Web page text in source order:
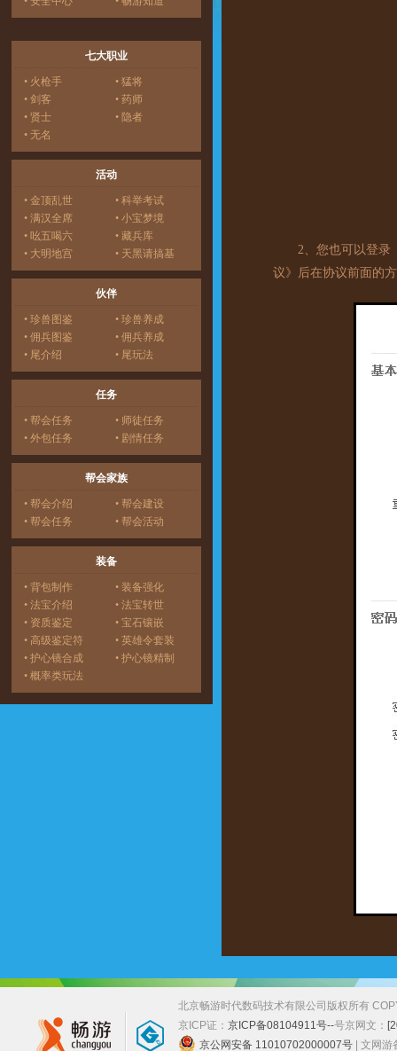
七大职业
• 火枪手
• 猛将
• 剑客
• 药师
• 贤士
• 隐者
• 无名
活动
• 金顶乱世
• 科举考试
• 满汉全席
• 小宝梦境
• 吆五喝六
• 藏兵库
• 大明地宫
• 天黑请搞基
伙伴
• 珍兽图鉴
• 珍兽养成
• 佣兵图鉴
• 佣兵养成
• 尾介绍
• 尾玩法
任务
• 帮会任务
• 师徒任务
• 外包任务
• 剧情任务
帮会家族
• 帮会介绍
• 帮会建设
• 帮会任务
• 帮会活动
装备
• 背包制作
• 装备强化
• 法宝介绍
• 法宝转世
• 资质鉴定
• 宝石镶嵌
• 高级鉴定符
• 英雄令套装
• 护心镜合成
• 护心镜精制
• 概率类玩法
2、您也可以登录
议》后在协议前面的
北京畅游时代数码技术有限公司版权所有
京ICP证： 京ICP备08104911号--号京网文：
京公网安备 11010702000007号 | 文网游